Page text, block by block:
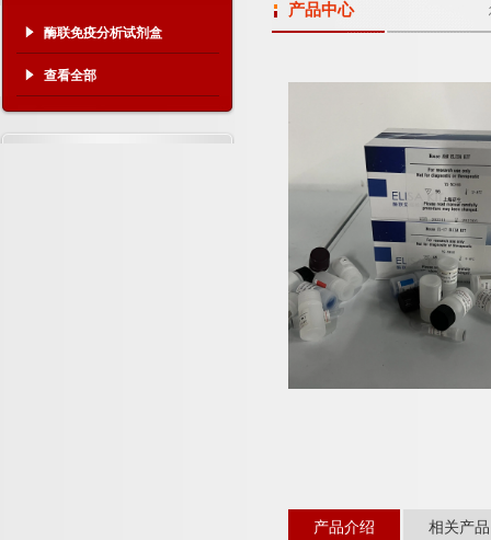
酶联免疫分析试剂盒
查看全部
产品中心
产品介绍 相关产品